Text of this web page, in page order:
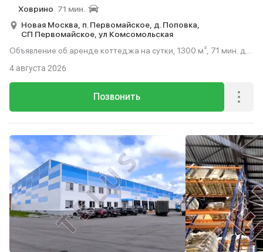
Ховрино 71 мин.
Новая Москва, п. Первомайское, д. Поповка,
СП Первомайское, ул Комсомольская
Объявление об аренде коттеджа на сутки, 1300 м², 71 мин. до
Позвонить
4 августа 2026